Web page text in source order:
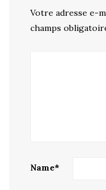
Votre adresse e-
champs
Name*